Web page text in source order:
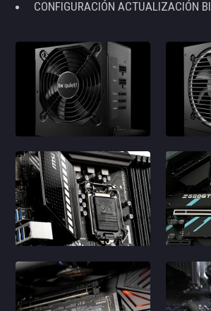
CONFIGURACIÓN ACTUALIZACIÓN